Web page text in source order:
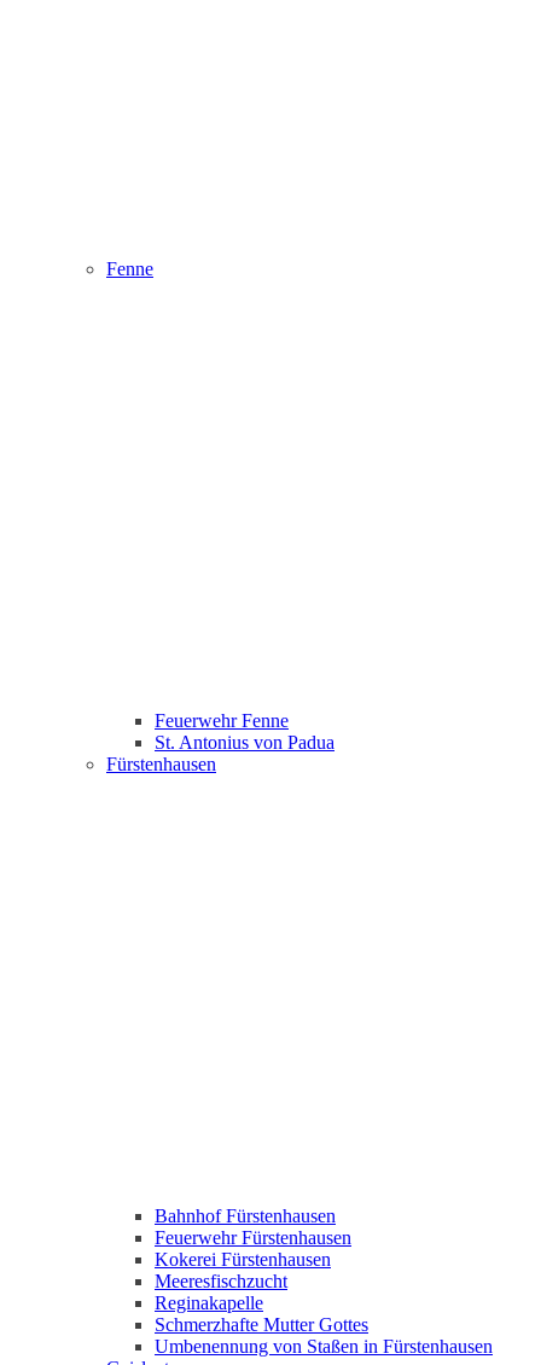
Fenne
Feuerwehr Fenne
St. Antonius von Padua
Fürstenhausen
Bahnhof Fürstenhausen
Feuerwehr Fürstenhausen
Kokerei Fürstenhausen
Meeresfischzucht
Reginakapelle
Schmerzhafte Mutter Gottes
Umbenennung von Staßen in Fürstenhausen